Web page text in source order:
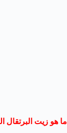
ما هو زيت البرتقال